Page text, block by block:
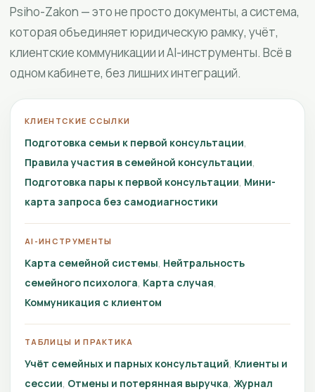
Psiho-Zakon — это не просто документы, а система,
которая объединяет юридическую рамку, учёт,
клиентские коммуникации и AI-инструменты. Всё в
одном кабинете, без лишних интеграций.
КЛИЕНТСКИЕ ССЫЛКИ
Подготовка семьи к первой консультации
Правила участия в семейной консультации
Подготовка пары к первой консультации Мини-
карта запроса без самодиагностики
AI-ИНСТРУМЕНТЫ
Карта семейной системы Нейтральность
семейного психолога Карта случая
Коммуникация с клиентом
ТАБЛИЦЫ И ПРАКТИКА
Учёт семейных и парных консультаций Клиенты и
сессии Отмены и потерянная выручка Журнал